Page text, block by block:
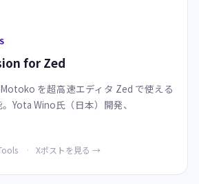
for Zed
を超高速エディタ Zed で使える
Yota Wino氏（日本）開発、
Xポストを見る →